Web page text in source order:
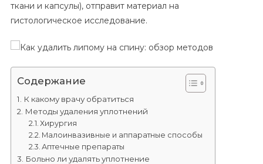
Спину:
Обзор
ткани и капсулы), отправит материал на
гистологическое исследование.
Содержание
К какому врачу обратиться
Методы удаления уплотнений
Хирургия
Малоинвазивные и аппаратные способы
Аптечные препараты
Больно ли удалять уплотнение